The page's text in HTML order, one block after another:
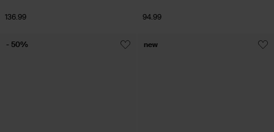
136.99 94.99
- 50% new